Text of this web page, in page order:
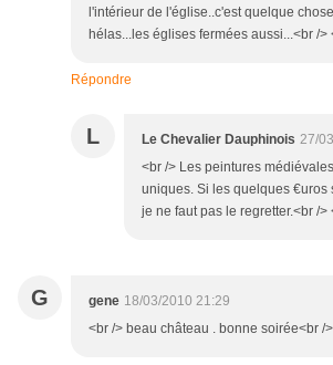
l'intérieur de l'église..c'est quelque
hélas...les églises fermées aussi...<br />
Répondre
L Le Chevalier Dauphinois 27/
<br /> Les peintures
uniques. Si les quelques €uros
je ne faut pas le regretter.<br />
G gene 18/03/2010 21:29
<br /> beau château . bonne soirée<br /